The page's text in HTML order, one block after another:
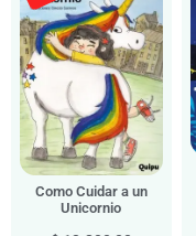
Como Cuidar a un
Unicornio